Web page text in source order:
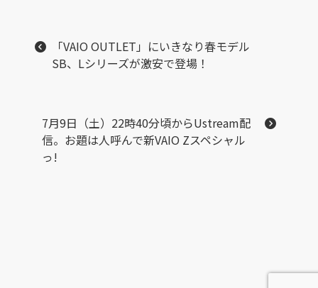
「VAIO OUTLET」にいきなり春モデル
SB、Lシリーズが激安で登場！
7月9日（土）22時40分頃からUstream配
信。お題は人呼んで新VAIO Zスペシャル
っ!